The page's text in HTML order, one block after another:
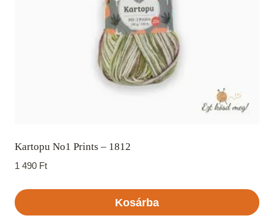
Kartopu No1 Prints – 1812
1 490 Ft
Kosárba